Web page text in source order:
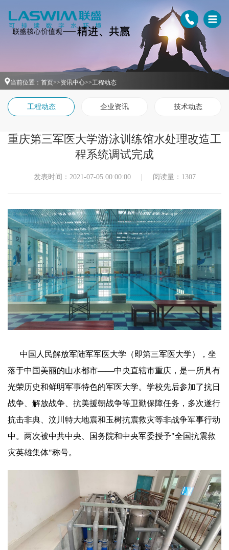
当前位置： 首页>>资讯中心>>工程动态
工程动态 企业资讯 技术动态
重庆第三军医大学游泳训练馆水处理改造工
程系统调试完成
发表时间：2021-07-05 00:00:00 阅读量：1307
中国人民解放军陆军军医大学（即第三军医大学），坐
落于中国美丽的山水都市——中央直辖市重庆，是一所具有
光荣历史和鲜明军事特色的军医大学。学校先后参加了抗日
战争、解放战争、抗美援朝战争等卫勤保障任务，多次遂行
抗击非典、汶川特大地震和玉树抗震救灾等非战争军事行动
中。两次被中共中央、国务院和中央军委授予"全国抗震救
灾英雄集体"称号。